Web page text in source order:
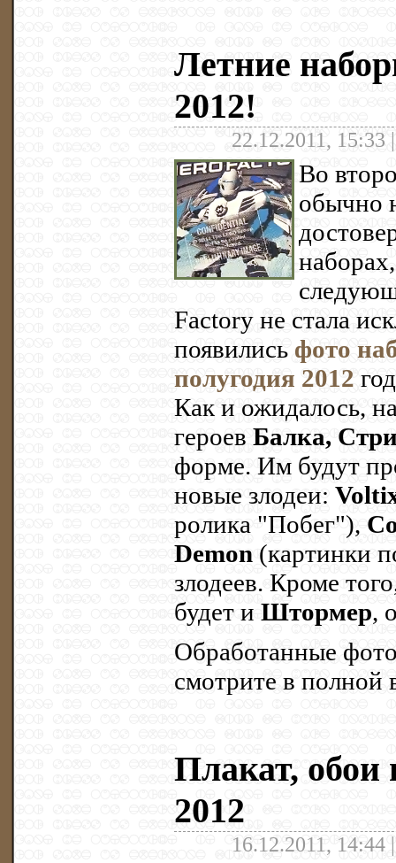
Летние
2012!
22.12.2011, 15:33
Во
обычно
Factory не стала
появились фото
полугодия 2012
Как и ожидалось,
героев Балка,
форме. Им будут
новые злодеи:
ролика "Побег"),
Demon (картинки
злодеев. Кроме
будет и Штормер,
Обработанные
смотрите в полной
Плакат, обои
2012
16.12.2011, 14:44